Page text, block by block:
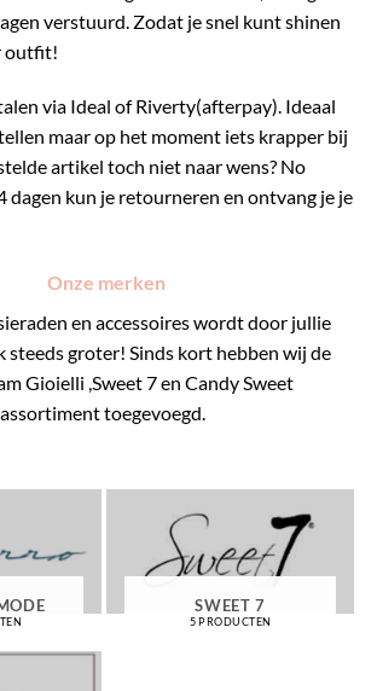
verstuurd. Zodat je snel kunt shinen
outfit!
via Ideal of Riverty(afterpay). Ideaal
maar op het moment iets krapper bij
artikel toch niet naar wens? No
dagen kun je retourneren en ontvang je je
Onze merken
en accessoires wordt door jullie
steeds groter! Sinds kort hebben wij de
Gioielli ,Sweet 7 en Candy Sweet
toegevoegd.
SWEET 7
5 PRODUCTEN